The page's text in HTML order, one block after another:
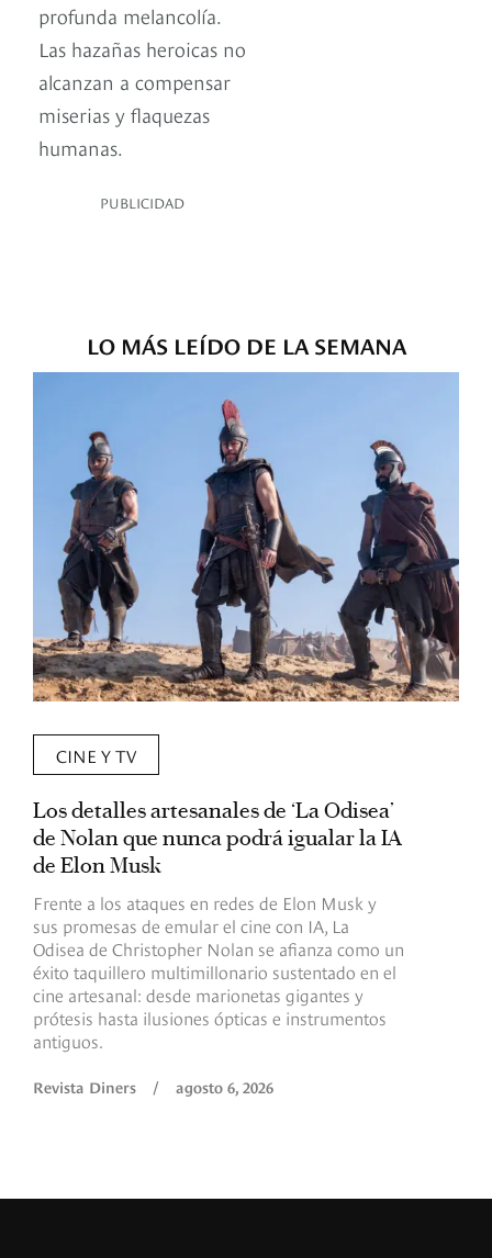
profunda melancolía.
Las hazañas heroicas no
alcanzan a compensar
miserias y flaquezas
humanas.
PUBLICIDAD
LO MÁS LEÍDO DE LA SEMANA
CINE Y TV
Los detalles artesanales de ‘La Odisea’
de Nolan que nunca podrá igualar la IA
de Elon Musk
Frente a los ataques en redes de Elon Musk y
sus promesas de emular el cine con IA, La
Odisea de Christopher Nolan se afianza como un
éxito taquillero multimillonario sustentado en el
cine artesanal: desde marionetas gigantes y
prótesis hasta ilusiones ópticas e instrumentos
antiguos.
Revista Diners / agosto 6, 2026